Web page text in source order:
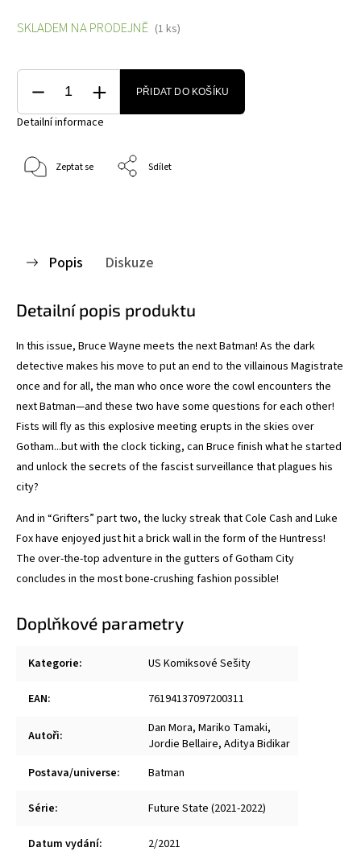
SKLADEM NA PRODEJNĚ (1 ks)
PŘIDAT DO KOŠÍKU
Detailní informace
Zeptat se Sdílet
Popis Diskuze
Detailní popis produktu
In this issue, Bruce Wayne meets the next Batman! As the dark
detective makes his move to put an end to the villainous Magistrate
once and for all, the man who once wore the cowl encounters the
next Batman—and these two have some questions for each other!
Fists will fly as this explosive meeting erupts in the skies over
Gotham...but with the clock ticking, can Bruce finish what he started
and unlock the secrets of the fascist surveillance that plagues his
city?
And in “Grifters” part two, the lucky streak that Cole Cash and Luke
Fox have enjoyed just hit a brick wall in the form of the Huntress!
The over-the-top adventure in the gutters of Gotham City
concludes in the most bone-crushing fashion possible!
Doplňkové parametry
Kategorie: US Komiksové Sešity
EAN: 76194137097200311
Autoři: Dan Mora, Mariko Tamaki,
Jordie Bellaire, Aditya Bidikar
Postava/universe: Batman
Série: Future State (2021-2022)
Datum vydání: 2/2021